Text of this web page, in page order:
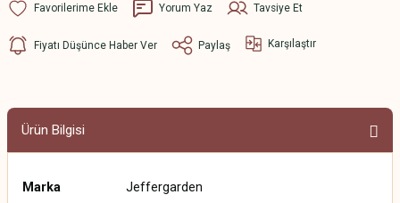
Yorum Yaz Tavsiye Et
Fiyatı Düşünce Haber Ver Paylaş Karşılaştır
Ürün Bilgisi
Marka
Jeffergarden